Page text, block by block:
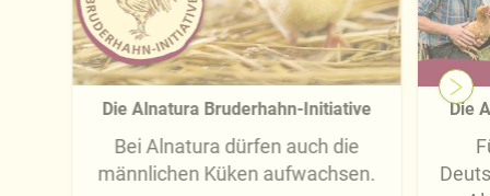
Die Alnatura Bruderhahn-Initiative
Bei Alnatura dürfen auch die
männlichen Küken aufwachsen.
Die